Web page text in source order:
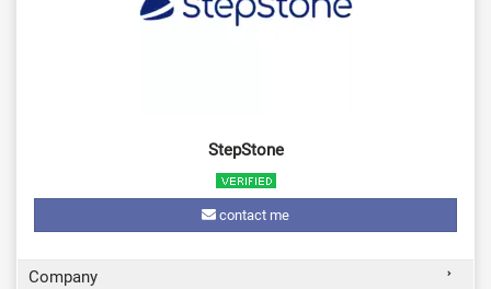
StepStone
contact me
Company